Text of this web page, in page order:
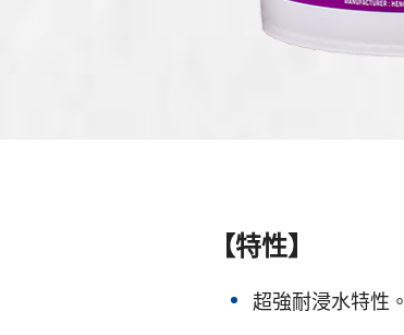
【特性】
超強耐浸水特性。